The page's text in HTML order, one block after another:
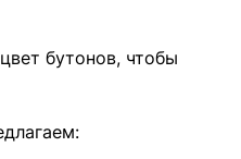
бутонов, чтобы